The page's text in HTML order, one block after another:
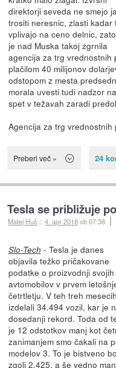
direktorji seveda ne smejo
trositi neresnic, zlasti kadar
vplivajo na ceno delnic,
je nad Muska takoj zgrnila
agencija za trg vrednostnih
plačilom 40 milijonov
odstopom z mesta
morala uvesti tudi nadzor
spet v težavah zaradi
Agencija za trg
Preberi več » 24
Tesla se približuje
Matej Huš ::4. apr 2018ob 07:38
Slo-Tech - Tesla je danes
objavila težko pričakovane
podatke o proizvodnji svojih
avtomobilov v prvem
četrtletju. V teh treh
izdelali 34.494 vozil, kar je
dosedanji rekord. Toda od
je 12 odstotkov manj kot
zanimanjem smo čakali na
modelov 3. To je bistveno
zgolj 2.425, a še vedno